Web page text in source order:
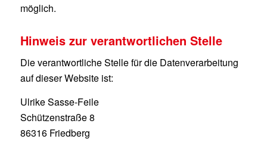
möglich.
Hinweis zur verantwortlichen Stelle
Die verantwortliche Stelle für die Datenverarbeitung
auf dieser Website ist:
Ulrike Sasse-Feile
Schützenstraße 8
86316 Friedberg